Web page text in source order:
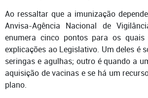
Ao ressaltar que a imunização
Anvisa-Agência Nacional de
enumera cinco pontos para os
explicações ao Legislativo. Um deles é
seringas e agulhas; outro é quando a
aquisição de vacinas e se há um
plano.